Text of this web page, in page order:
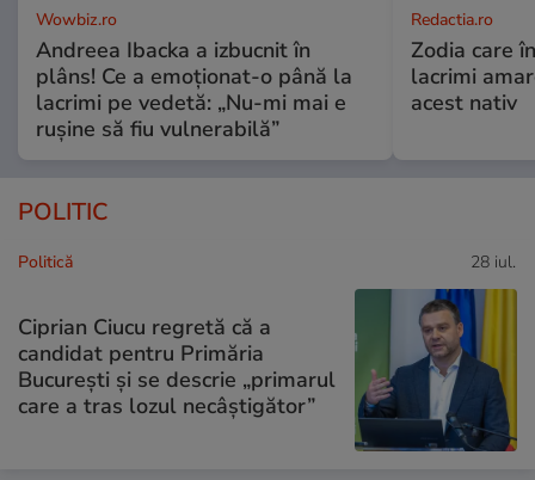
Wowbiz.ro
Andreea Ibacka a izbucnit în
plâns! Ce a emoționat-o până la
lacrimi pe vedetă: „Nu-mi mai e
rușine să fiu vulnerabilă”
Redactia.ro
Zodia care
lacrimi
acest nativ
POLITIC
Politică 28 iul.
Ciprian Ciucu regretă că a
candidat pentru Primăria
București și se descrie „primarul
care a tras lozul necâștigător”